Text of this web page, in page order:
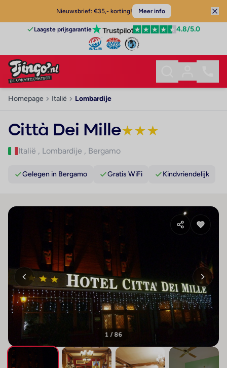
Nieuwsbrief: €35,- korting! Meer info
Laagste prijsgarantie 4.8/5.0
Homepage Italië Lombardije
Città Dei Mille★★★
Italië , Lombardije , Bergamo
Gelegen in Bergamo Gratis WiFi Kindvriendelijk
1 / 86